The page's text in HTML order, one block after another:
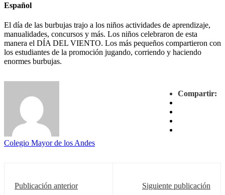
Español
El día de las burbujas trajo a los niños actividades de aprendizaje,
manualidades, concursos y más. Los niños celebraron de esta
manera el DÍA DEL VIENTO. Los más pequeños compartieron con
los estudiantes de la promoción jugando, corriendo y haciendo
enormes burbujas.
Compartir:
Colegio Mayor de los Andes
Publicación anterior Siguiente publicación